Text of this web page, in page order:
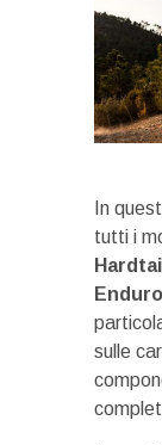
In
tutti i
sulle